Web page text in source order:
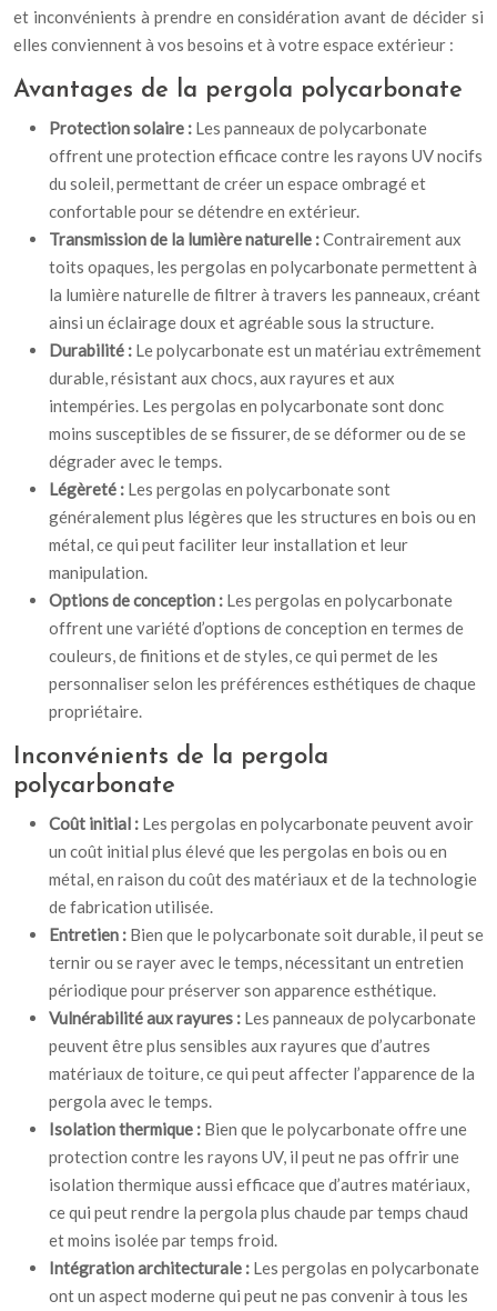
et inconvénients à prendre en considération avant de décider si
elles conviennent à vos besoins et à votre espace extérieur :
Avantages de la pergola polycarbonate
Protection solaire : Les panneaux de polycarbonate
offrent une protection efficace contre les rayons UV nocifs
du soleil, permettant de créer un espace ombragé et
confortable pour se détendre en extérieur.
Transmission de la lumière naturelle :Contrairement aux
toits opaques, les pergolas en polycarbonate permettent à
la lumière naturelle de filtrer à travers les panneaux, créant
ainsi un éclairage doux et agréable sous la structure.
Durabilité : Le polycarbonate est un matériau extrêmement
durable, résistant aux chocs, aux rayures et aux
intempéries. Les pergolas en polycarbonate sont donc
moins susceptibles de se fissurer, de se déformer ou de se
dégrader avec le temps.
Légèreté : Les pergolas en polycarbonate sont
généralement plus légères que les structures en bois ou en
métal, ce qui peut faciliter leur installation et leur
manipulation.
Options de conception : Les pergolas en polycarbonate
offrent une variété d’options de conception en termes de
couleurs, de finitions et de styles, ce qui permet de les
personnaliser selon les préférences esthétiques de chaque
propriétaire.
Inconvénients de la pergola
polycarbonate
Coût initial : Les pergolas en polycarbonate peuvent avoir
un coût initial plus élevé que les pergolas en bois ou en
métal, en raison du coût des matériaux et de la technologie
de fabrication utilisée.
Entretien : Bien que le polycarbonate soit durable, il peut se
ternir ou se rayer avec le temps, nécessitant un entretien
périodique pour préserver son apparence esthétique.
Vulnérabilité aux rayures : Les panneaux de polycarbonate
peuvent être plus sensibles aux rayures que d’autres
matériaux de toiture, ce qui peut affecter l’apparence de la
pergola avec le temps.
Isolation thermique : Bien que le polycarbonate offre une
protection contre les rayons UV, il peut ne pas offrir une
isolation thermique aussi efficace que d’autres matériaux,
ce qui peut rendre la pergola plus chaude par temps chaud
et moins isolée par temps froid.
Intégration architecturale : Les pergolas en polycarbonate
ont un aspect moderne qui peut ne pas convenir à tous les